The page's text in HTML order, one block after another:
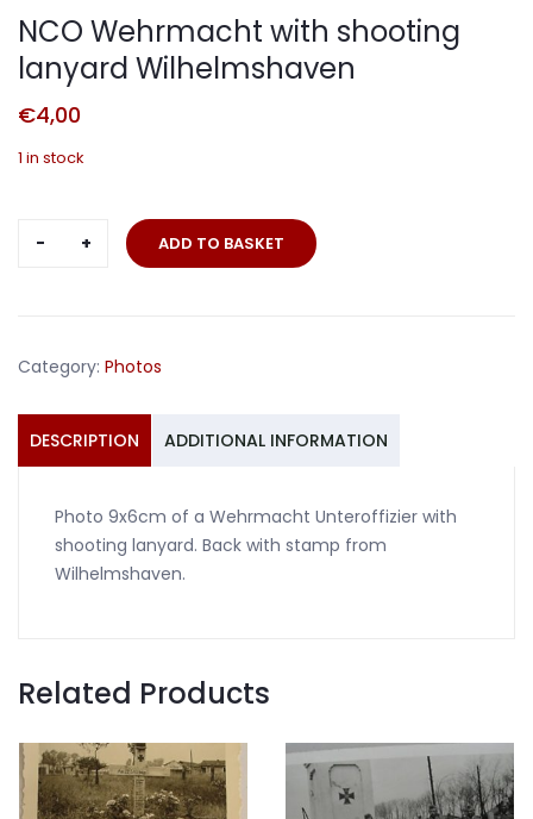
NCO Wehrmacht with shooting
lanyard Wilhelmshaven
€4,00
1 in stock
Wehrmacht
Wilhelmshaven
ADD TO BASKET
Category: Photos
DESCRIPTION ADDITIONAL INFORMATION
Photo 9x6cm of a Wehrmacht Unteroffizier with
shooting lanyard. Back with stamp from
Wilhelmshaven.
Related Products